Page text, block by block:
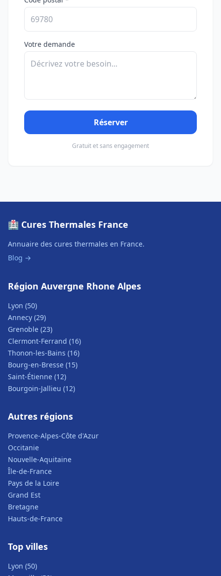
Votre demande
Réserver
Gratuit et sans engagement
🏥 Cures Thermales France
Annuaire des cures thermales en France.
Blog →
Région Auvergne Rhone Alpes
Lyon (50)
Annecy (29)
Grenoble (23)
Clermont-Ferrand (16)
Thonon-les-Bains (16)
Bourg-en-Bresse (15)
Saint-Étienne (12)
Bourgoin-Jallieu (12)
Autres régions
Provence-Alpes-Côte d'Azur
Occitanie
Nouvelle-Aquitaine
Île-de-France
Pays de la Loire
Grand Est
Bretagne
Hauts-de-France
Top villes
Lyon (50)